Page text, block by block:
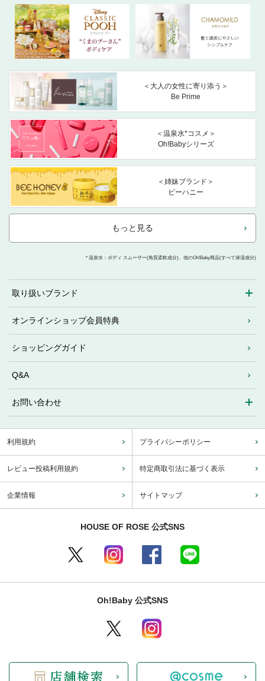
＜大人の女性に寄り添う＞
Be Prime
＜温泉水*コスメ＞
Oh!Babyシリーズ
＜姉妹ブランド＞
ビーハニー
もっと見る
* 温泉水：ボディ スムーザー(角質柔軟成分)、他のOh!Baby商品(すべて保湿成分)
取り扱いブランド
オンラインショップ会員特典
ショッピングガイド
Q&A
お問い合わせ
利用規約 プライバシーポリシー
レビュー投稿利用規約 特定商取引法に基づく表示
企業情報 サイトマップ
HOUSE OF ROSE 公式SNS
Oh!Baby 公式SNS